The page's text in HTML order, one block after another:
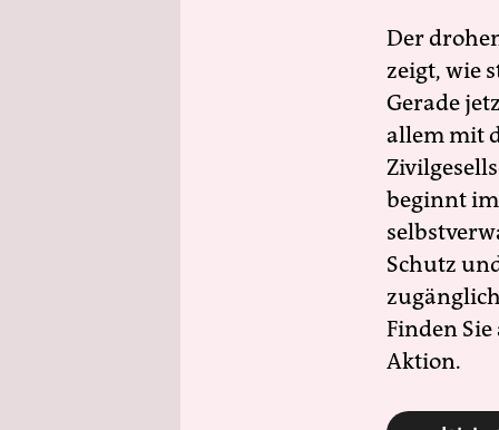
Der
zeigt, wie
Gerade
allem mit
beginnt
Schutz
Finden
Aktion.